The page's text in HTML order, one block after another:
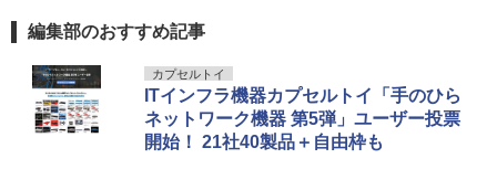
編集部のおすすめ記事
カプセルトイ
ITインフラ機器カプセルトイ「手のひら
ネットワーク機器 第5弾」ユーザー投票
開始！ 21社40製品＋自由枠も